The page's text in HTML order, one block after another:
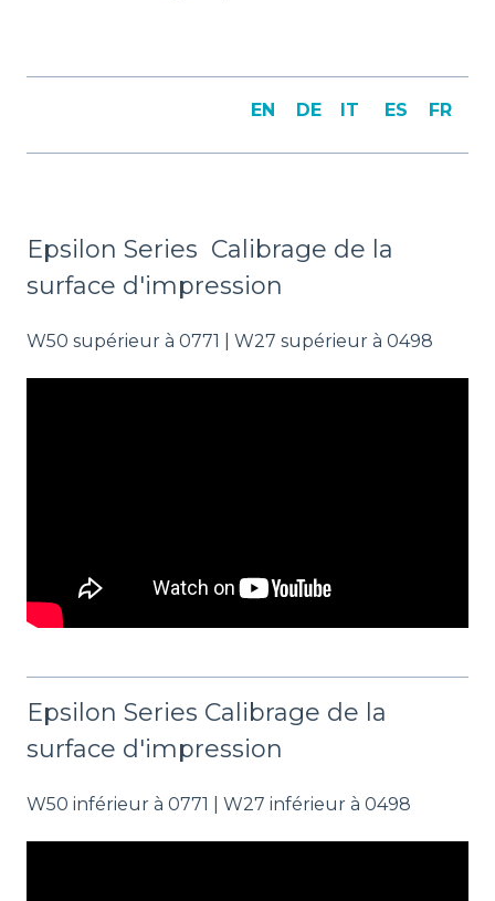
EN DE IT ES FR
Epsilon Series Calibrage de la
surface d'impression
W50 supérieur à 0771 | W27 supérieur à 0498
Epsilon Series Calibrage de la
surface d'impression
W50 inférieur à 0771 | W27 inférieur à 0498